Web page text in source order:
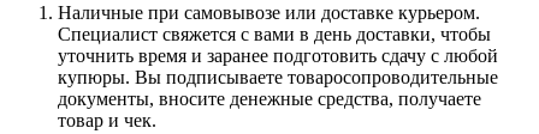
Наличные при самовывозе или доставке курьером.
Специалист свяжется с вами в день доставки, чтобы
уточнить время и заранее подготовить сдачу с любой
купюры. Вы подписываете товаросопроводительные
документы, вносите денежные средства, получаете
товар и чек.